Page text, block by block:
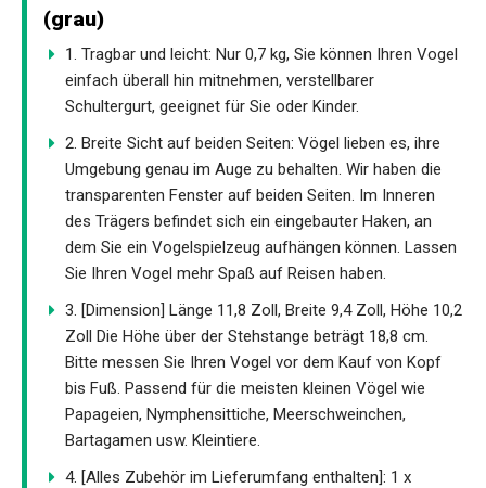
(grau)
1. Tragbar und leicht: Nur 0,7 kg, Sie können Ihren Vogel
einfach überall hin mitnehmen, verstellbarer
Schultergurt, geeignet für Sie oder Kinder.
2. Breite Sicht auf beiden Seiten: Vögel lieben es, ihre
Umgebung genau im Auge zu behalten. Wir haben die
transparenten Fenster auf beiden Seiten. Im Inneren
des Trägers befindet sich ein eingebauter Haken, an
dem Sie ein Vogelspielzeug aufhängen können. Lassen
Sie Ihren Vogel mehr Spaß auf Reisen haben.
3. [Dimension] Länge 11,8 Zoll, Breite 9,4 Zoll, Höhe 10,2
Zoll Die Höhe über der Stehstange beträgt 18,8 cm.
Bitte messen Sie Ihren Vogel vor dem Kauf von Kopf
bis Fuß. Passend für die meisten kleinen Vögel wie
Papageien, Nymphensittiche, Meerschweinchen,
Bartagamen usw. Kleintiere.
4. [Alles Zubehör im Lieferumfang enthalten]: 1 x